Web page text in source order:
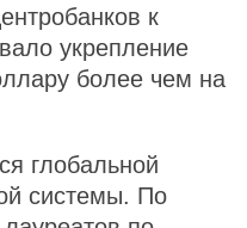
к
укрепление
более чем на
глобальной
системы. По